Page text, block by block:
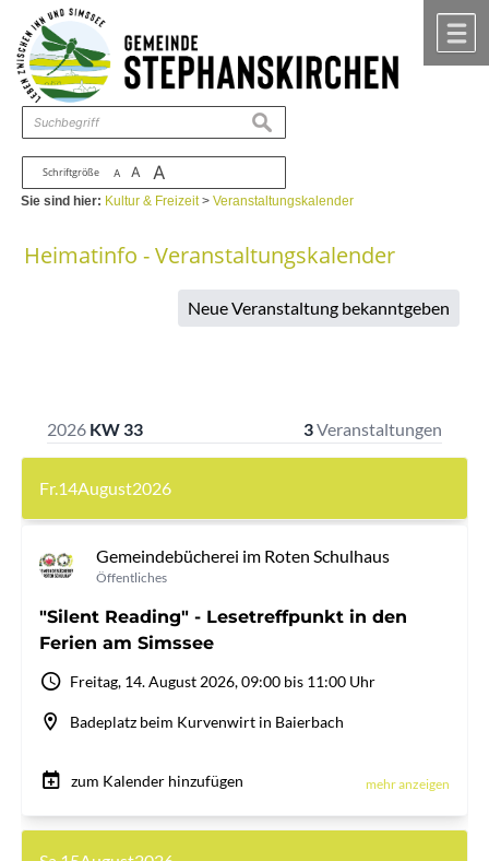
Zum Inhalt ,zur Navigation
Schriftgröße A A A
suchen
Sie sind hier: Kultur & Freizeit>Veranstaltungskalender
Heimatinfo - Veranstaltungskalender